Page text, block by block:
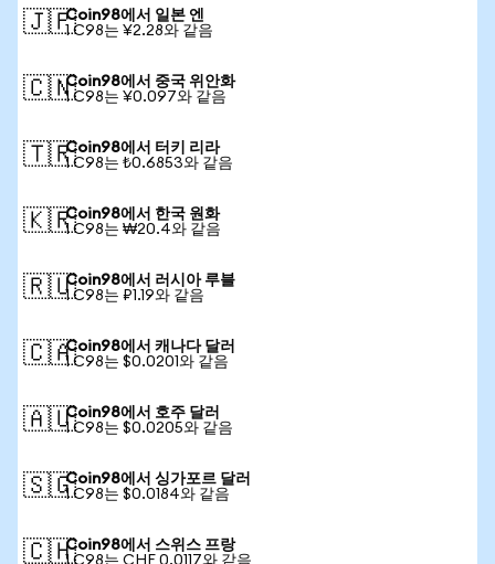
🇯🇵Coin98에서 일본 엔
1 C98는 ¥2.28와 같음
🇨🇳Coin98에서 중국 위안화
1 C98는 ¥0.097와 같음
🇹🇷Coin98에서 터키 리라
1 C98는 ₺0.6853와 같음
🇰🇷Coin98에서 한국 원화
1 C98는 ₩20.4와 같음
🇷🇺Coin98에서 러시아 루블
1 C98는 ₽1.19와 같음
🇨🇦Coin98에서 캐나다 달러
1 C98는 $0.0201와 같음
🇦🇺Coin98에서 호주 달러
1 C98는 $0.0205와 같음
🇸🇬Coin98에서 싱가포르 달러
1 C98는 $0.0184와 같음
🇨🇭Coin98에서 스위스 프랑
1 C98는 CHF 0.0117와 같음